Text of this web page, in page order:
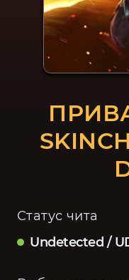
Статус чита
Undetected /